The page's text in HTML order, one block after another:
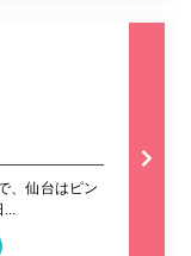
、仙台はピン
...